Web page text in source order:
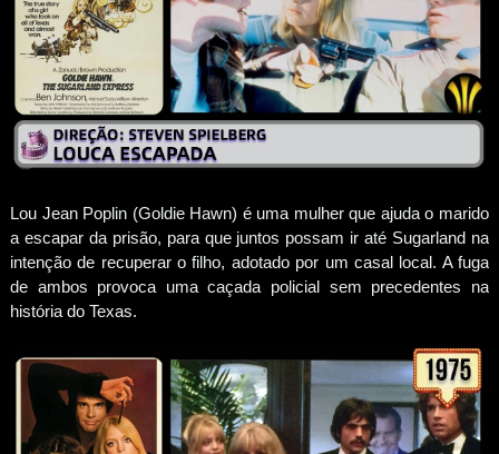
Lou Jean Poplin (Goldie Hawn) é uma mulher que ajuda o marido
a escapar da prisão, para que juntos possam ir até Sugarland na
intenção de recuperar o filho, adotado por um casal local. A fuga
de ambos provoca uma caçada policial sem precedentes na
história do Texas.